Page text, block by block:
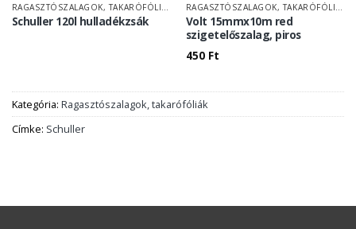
RAGASZTÓSZALAGOK, TAKARÓFÓLIÁK
Schuller 120l hulladékzsák
RAGASZTÓSZALAGOK, TAKARÓFÓLIÁK
Volt 15mmx10m red
szigetelőszalag, piros
450 Ft
Kategória: Ragasztószalagok, takarófóliák
Címke: Schuller